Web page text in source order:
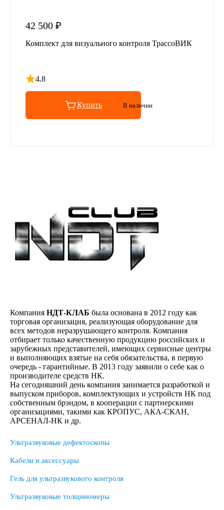
42 500 ₽
Комплект для визуального контроля ТрассоВИК
4.8
Рейтинг 4.8 из 5
Купить В наличии
Компания НДТ-КЛАБ была основана в 2012 году как
торговая организация, реализующая оборудование для
всех методов неразрушающего контроля. Компания
отбирает только качественную продукцию российских и
зарубежных представителей, имеющих сервисные центры
и выполняющих взятые на себя обязательства, в первую
очередь - гарантийные. В 2013 году заявили о себе как о
производителе средств НК.
На сегодняшний день компания занимается разработкой и
выпуском приборов, комплектующих и устройств НК под
собственным брэндом, в кооперации с партнерскими
организациями, такими как КРОПУС, АКА-СКАН,
АРСЕНАЛ-НК и др.
Ультразвуковые дефектоскопы
Кабели и аксессуары
Гель для ультразвукового контроля
Ультразвуковые толщиномеры